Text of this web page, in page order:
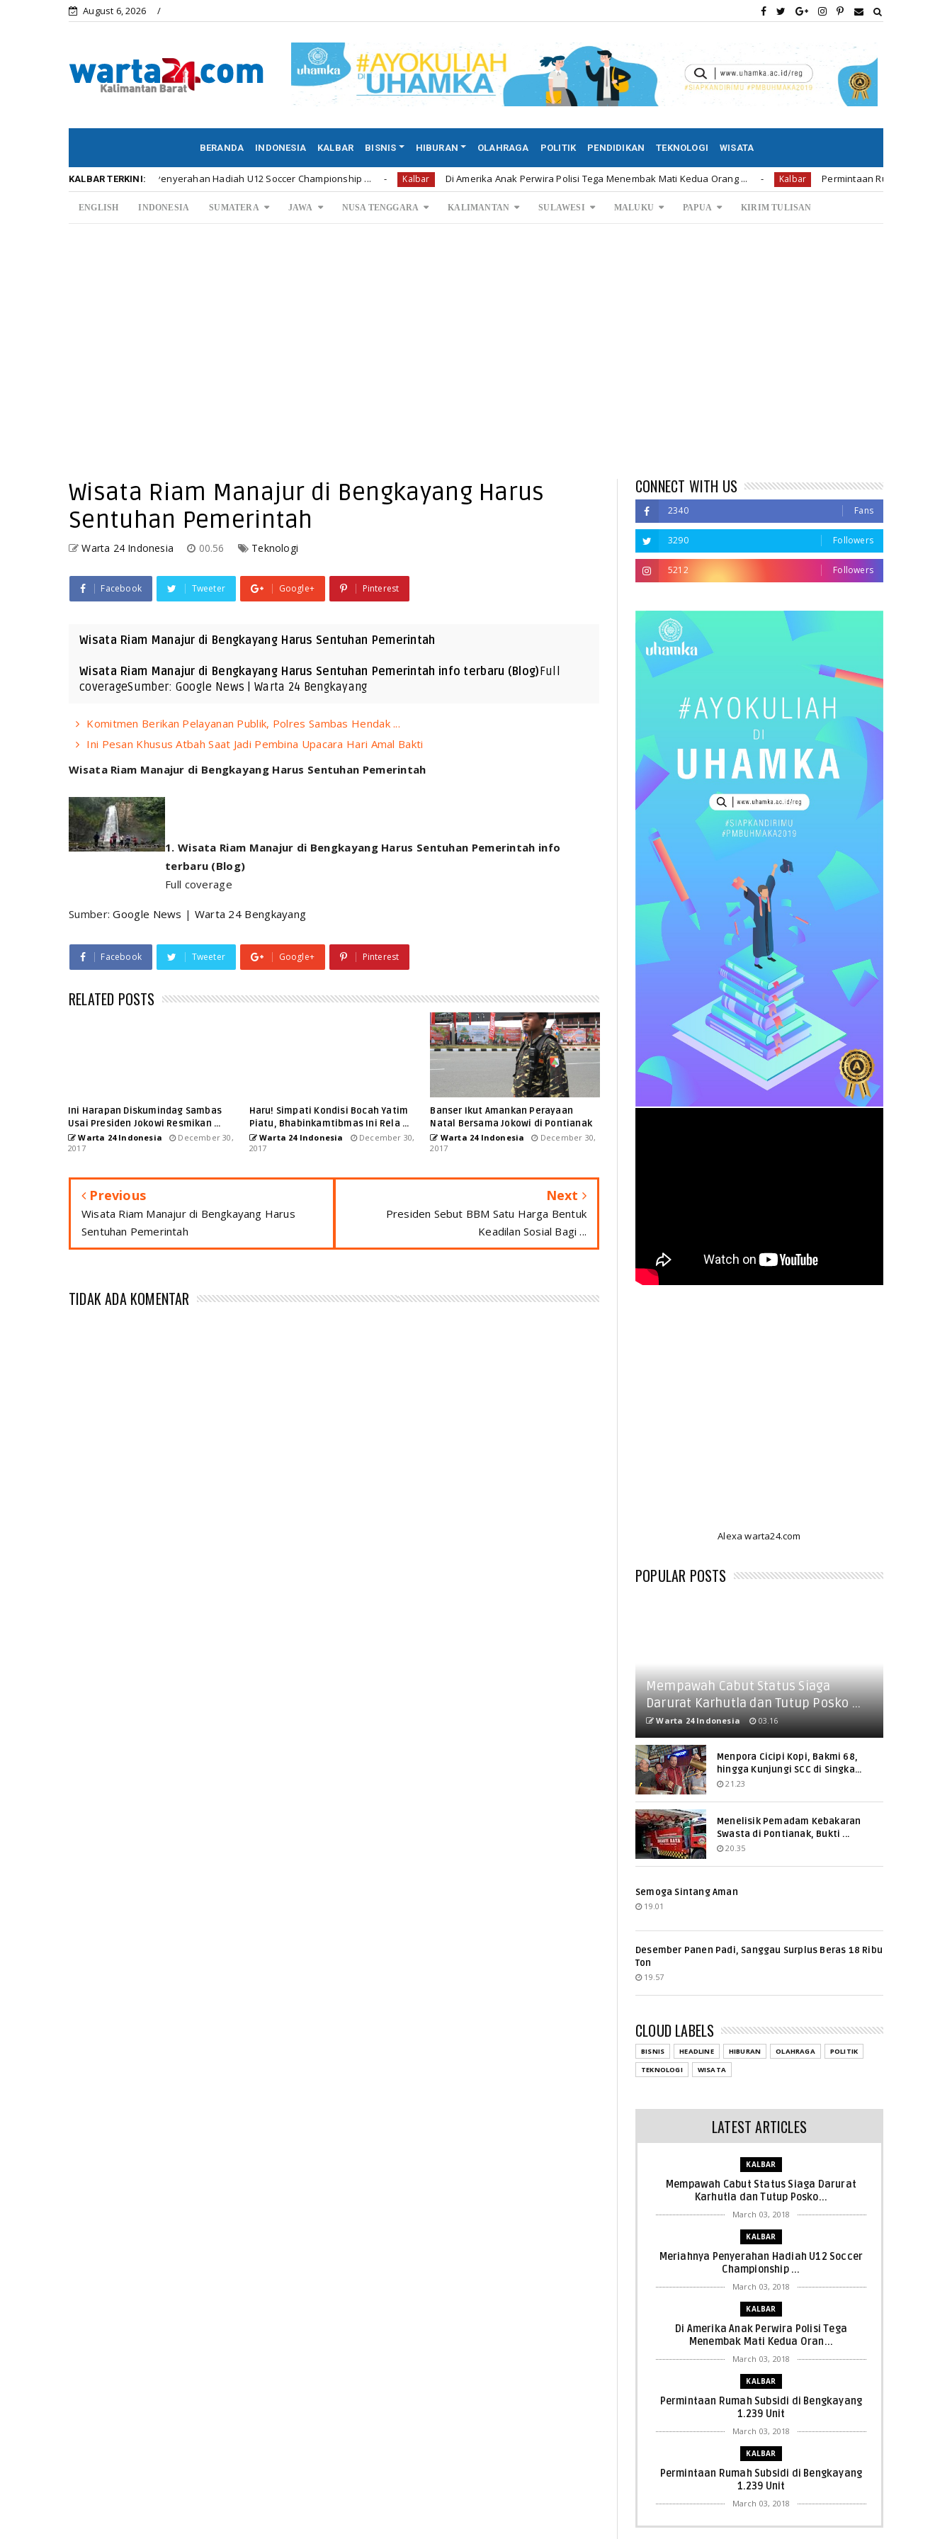
August 6, 2026
BERANDA INDONESIA KALBAR BISNIS HIBURAN OLAHRAGA POLITIK PENDIDIKAN TEKNOLOGI WISATA
KALBAR TERKINI:
Meriahnya Penyerahan Hadiah U12 Soccer Championship ... Kalbar Di Amerika Anak Perwira Polisi Tega Menembak Mati Kedua Orang ... Kalbar Permintaan Rumah Subsidi di
ENGLISH INDONESIA SUMATERA JAWA NUSA TENGGARA KALIMANTAN SULAWESI MALUKU PAPUA KIRIM TULISAN
Wisata Riam Manajur di Bengkayang Harus
Sentuhan Pemerintah
Warta 24 Indonesia 00.56 Teknologi
Facebook Tweeter Google+ Pinterest
Wisata Riam Manajur di Bengkayang Harus Sentuhan Pemerintah
Wisata Riam Manajur di Bengkayang Harus Sentuhan Pemerintah info terbaru (Blog)Full
coverageSumber: Google News | Warta 24 Bengkayang
Komitmen Berikan Pelayanan Publik, Polres Sambas Hendak ...
Ini Pesan Khusus Atbah Saat Jadi Pembina Upacara Hari Amal Bakti
Wisata Riam Manajur di Bengkayang Harus Sentuhan Pemerintah
Wisata Riam Manajur di Bengkayang Harus Sentuhan Pemerintah info
terbaru (Blog)
Full coverage
Sumber:Google News | Warta 24 Bengkayang
Facebook Tweeter Google+ Pinterest
RELATED POSTS
Ini Harapan Diskumindag Sambas
Usai Presiden Jokowi Resmikan ...
Warta 24 Indonesia
December 30,
2017
Haru! Simpati Kondisi Bocah Yatim
Piatu, Bhabinkamtibmas Ini Rela ...
Warta 24 Indonesia
December 30,
2017
Banser Ikut Amankan Perayaan
Natal Bersama Jokowi di Pontianak
Warta 24 Indonesia
December 30,
2017
Previous
Wisata Riam Manajur di Bengkayang Harus
Sentuhan Pemerintah
Next
Presiden Sebut BBM Satu Harga Bentuk
Keadilan Sosial Bagi ...
TIDAK ADA KOMENTAR
CONNECT WITH US
2340 Fans
3290 Followers
5212 Followers
Alexa warta24.com
POPULAR POSTS
Mempawah Cabut Status Siaga
Darurat Karhutla dan Tutup Posko ...
Warta 24 Indonesia 03.16
Menpora Cicipi Kopi, Bakmi 68,
hingga Kunjungi SCC di Singka...
21.23
Menelisik Pemadam Kebakaran
Swasta di Pontianak, Bukti ...
20.35
Semoga Sintang Aman
19.01
Desember Panen Padi, Sanggau Surplus Beras 18 Ribu
Ton
19.57
CLOUD LABELS
BISNIS HEADLINE HIBURAN OLAHRAGA
POLITIK
TEKNOLOGI
WISATA
LATEST ARTICLES
KALBAR
Mempawah Cabut Status Siaga Darurat
Karhutla dan Tutup Posko...
March 03, 2018
KALBAR
Meriahnya Penyerahan Hadiah U12 Soccer
Championship ...
March 03, 2018
KALBAR
Di Amerika Anak Perwira Polisi Tega
Menembak Mati Kedua Oran...
March 03, 2018
KALBAR
Permintaan Rumah Subsidi di Bengkayang
1.239 Unit
March 03, 2018
KALBAR
Permintaan Rumah Subsidi di Bengkayang
1.239 Unit
March 03, 2018
KALBAR